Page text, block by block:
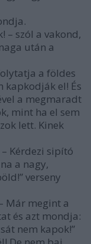
– szól a vakond,
után a
a földes
kapkodják el! És
a megmaradt
mint ha el sem
lett. Kinek
Kérdezi sipító
a nagy,
verseny
Már megint a
és azt mondja:
nem kapok!”